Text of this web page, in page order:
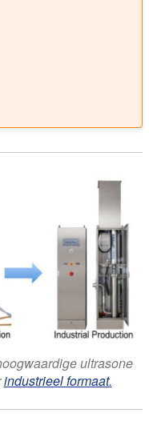
ultrasone
industrieel formaat.